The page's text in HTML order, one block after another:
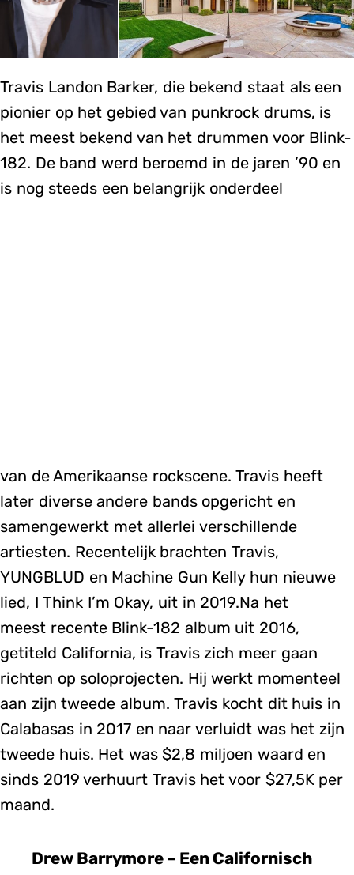
Travis Landon Barker, die bekend staat als een
pionier op het gebied van punkrock drums, is
het meest bekend van het drummen voor Blink-
182. De band werd beroemd in de jaren ’90 en
is nog steeds een belangrijk onderdeel
van de Amerikaanse rockscene. Travis heeft
later diverse andere bands opgericht en
samengewerkt met allerlei verschillende
artiesten. Recentelijk brachten Travis,
YUNGBLUD en Machine Gun Kelly hun nieuwe
lied, I Think I’m Okay, uit in 2019.Na het
meest recente Blink-182 album uit 2016,
getiteld California, is Travis zich meer gaan
richten op soloprojecten. Hij werkt momenteel
aan zijn tweede album. Travis kocht dit huis in
Calabasas in 2017 en naar verluidt was het zijn
tweede huis. Het was $2,8 miljoen waard en
sinds 2019 verhuurt Travis het voor $27,5K per
maand.
Drew Barrymore – Een Californisch